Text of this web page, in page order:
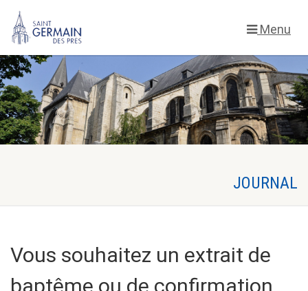
Menu
Vous souhaitez un extrait de
baptême ou de confirmation